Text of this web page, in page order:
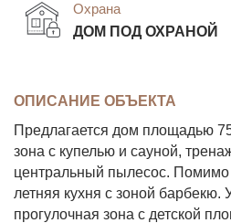
Охрана
ДОМ ПОД ОХРАНОЙ
ОПИСАНИЕ ОБЪЕКТА
Предлагается дом площадью
зона с купелью и сауной,
центральный пылесос. Помимо
летняя кухня с зоной
прогулочная зона с детской